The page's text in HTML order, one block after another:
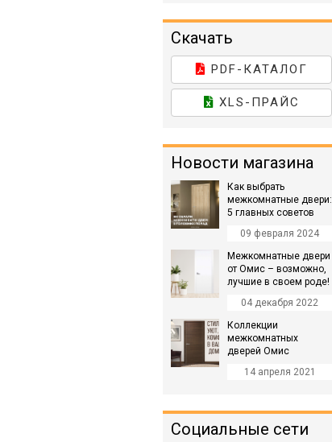
Скачать
PDF-КАТАЛОГ
XLS-ПРАЙС
Новости магазина
Как выбрать
межкомнатные двери:
5 главных советов
09 февраля 2024
Межкомнатные двери
от Омис – возможно,
лучшие в своем роде!
04 декабря 2022
Коллекции
межкомнатных
дверей Омис
14 апреля 2021
Социальные сети